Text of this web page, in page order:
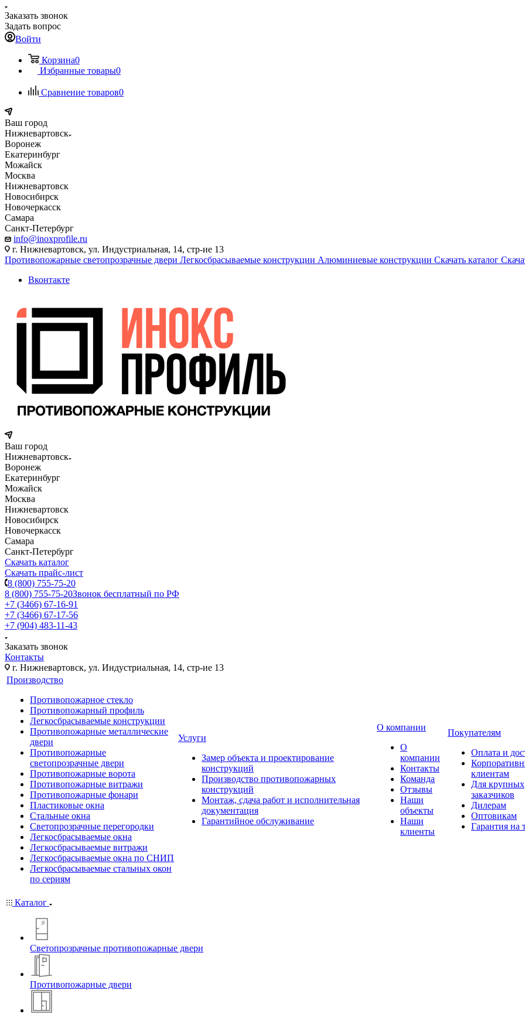
Заказать звонок
Задать вопрос
Войти
Корзина0
Избранные товары0
Сравнение товаров0
Ваш город
Нижневартовск
Воронеж
Екатеринбург
Можайск
Москва
Нижневартовск
Новосибирск
Новочеркасск
Самара
Санкт-Петербург
info@inoxprofile.ru
г. Нижневартовск, ул. Индустриальная, 14, стр-ие 13
Противопожарные светопрозрачные двери Легкосбрасываемые конструкции Алюминиевые конструкции Скачать каталог
Вконтакте
Ваш город
Нижневартовск
Воронеж
Екатеринбург
Можайск
Москва
Нижневартовск
Новосибирск
Новочеркасск
Самара
Санкт-Петербург
Скачать каталог
Скачать прайс-лист
8 (800) 755-75-20
8 (800) 755-75-20Звонок бесплатный по РФ
+7 (3466) 67-16-91
+7 (3466) 67-17-56
+7 (904) 483-11-43
Заказать звонок
Контакты
г. Нижневартовск, ул. Индустриальная, 14, стр-ие 13
Производство
Противопожарное стекло
Противопожарный профиль
Легкосбрасываемые конструкции
Противопожарные металлические
двери
Противопожарные
светопрозрачные двери
Противопожарные ворота
Противопожарные витражи
Противопожарные фонари
Пластиковые окна
Стальные окна
Светопрозрачные перегородки
Легкосбрасываемые окна
Легкосбрасываемые витражи
Легкосбрасываемые окна по СНИП
Легкосбрасываемые стальных окон
по сериям
Услуги
Замер объекта и проектирование
конструкций
Производство противопожарных
конструкций
Монтаж, сдача работ и исполнительная
документация
Гарантийное обслуживание
О компании
О
компании
Контакты
Команда
Отзывы
Наши
объекты
Наши
клиенты
Покупателям
Оплата и
клиентам
Для крупных
заказчиков
Дилерам
Оптовикам
Гарантия на
Каталог
Светопрозрачные противопожарные двери
Противопожарные двери